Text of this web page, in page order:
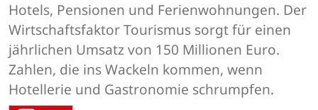
Hotels, Pensionen und Ferienwohnungen. Der
Wirtschaftsfaktor Tourismus sorgt für einen
jährlichen Umsatz von 150 Millionen Euro.
Zahlen, die ins Wackeln kommen, wenn
Hotellerie und Gastronomie schrumpfen.